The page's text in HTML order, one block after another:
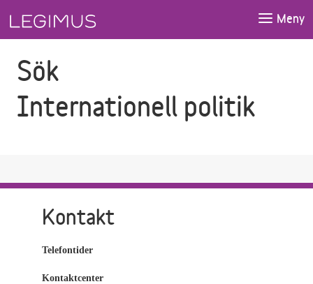
Meny
Sök
Internationell politik
Kontakt
Telefontider
Kontaktcenter